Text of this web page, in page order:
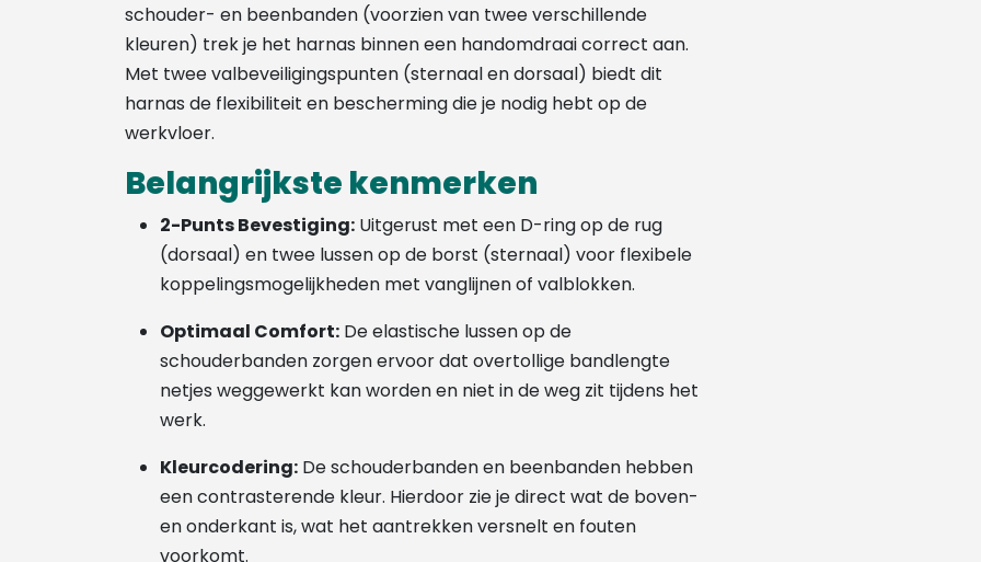
schouder- en beenbanden (voorzien van twee verschillende
kleuren) trek je het harnas binnen een handomdraai correct aan.
Met twee valbeveiligingspunten (sternaal en dorsaal) biedt dit
harnas de flexibiliteit en bescherming die je nodig hebt op de
werkvloer.
Belangrijkste kenmerken
2-Punts Bevestiging: Uitgerust met een D-ring op de rug
(dorsaal) en twee lussen op de borst (sternaal) voor flexibele
koppelingsmogelijkheden met vanglijnen of valblokken.
Optimaal Comfort: De elastische lussen op de
schouderbanden zorgen ervoor dat overtollige bandlengte
netjes weggewerkt kan worden en niet in de weg zit tijdens het
werk.
Kleurcodering: De schouderbanden en beenbanden hebben
een contrasterende kleur. Hierdoor zie je direct wat de boven-
en onderkant is, wat het aantrekken versnelt en fouten
voorkomt.